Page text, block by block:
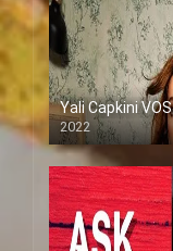
Yali Capkini
2022